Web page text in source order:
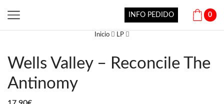
INFO PEDIDO 0
Inicio LP
Wells Valley – Reconcile The
Antinomy